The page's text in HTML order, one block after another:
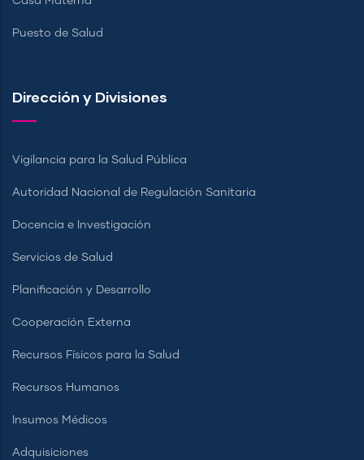
Puesto de Salud
Dirección y Divisiones
Vigilancia para la Salud Pública
Autoridad Nacional de Regulación Sanitaria
Docencia e Investigación
Servicios de Salud
Planificación y Desarrollo
Cooperación Externa
Recursos Físicos para la Salud
Recursos Humanos
Insumos Médicos
Adquisiciones